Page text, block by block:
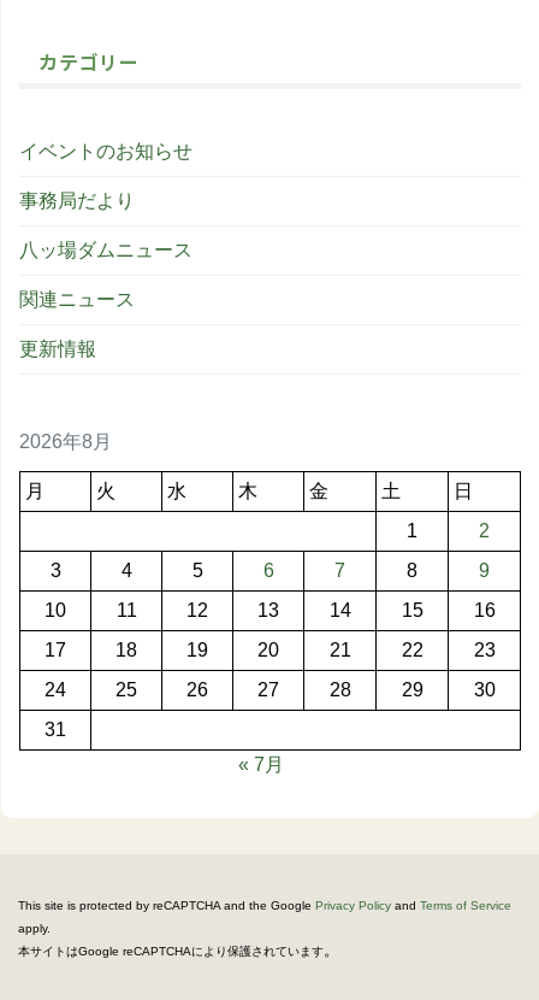
カテゴリー
イベントのお知らせ
事務局だより
八ッ場ダムニュース
関連ニュース
更新情報
2026年8月
月 火 水 木 金 土
日
1
2
3
4 5 6 7 8
9
10
11 12 13 14 15
16
17
18 19 20 21 22
23
24
25 26 27 28 29
30
31
« 7月
This site is protected by reCAPTCHA and the Google Privacy Policy and Terms of Service
apply.
本サイトはGoogle reCAPTCHAにより保護されています。